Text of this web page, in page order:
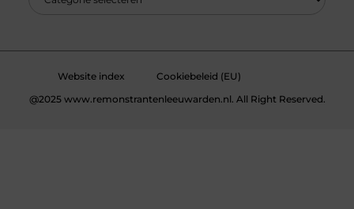
Website index
Cookiebeleid (EU)
@2025 www.remonstrantenleeuwarden.nl. All Right Reserved.